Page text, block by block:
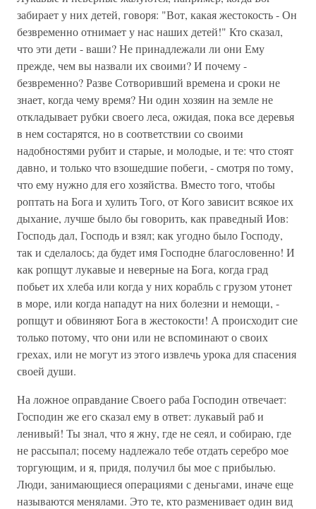
забирает у них детей, говоря: "Вот, какая жестокость - Он
безвременно отнимает у нас наших детей!" Кто сказал,
что эти дети - ваши? Не принадлежали ли они Ему
прежде, чем вы назвали их своими? И почему -
безвременно? Разве Сотворивший времена и сроки не
знает, когда чему время? Ни один хозяин на земле не
откладывает рубки своего леса, ожидая, пока все деревья
в нем состарятся, но в соответствии со своими
надобностями рубит и старые, и молодые, и те: что стоят
давно, и только что взошедшие побеги, - смотря по тому,
что ему нужно для его хозяйства. Вместо того, чтобы
роптать на Бога и хулить Того, от Кого зависит всякое их
дыхание, лучше было бы говорить, как праведный Иов:
Господь дал, Господь и взял; как угодно было Господу,
так и сделалось; да будет имя Господне благословенно! И
как ропщут лукавые и неверные на Бога, когда град
побьет их хлеба или когда у них корабль с грузом утонет
в море, или когда нападут на них болезни и немощи, -
ропщут и обвиняют Бога в жестокости! А происходит сие
только потому, что они или не вспоминают о своих
грехах, или не могут из этого извлечь урока для спасения
своей души.
На ложное оправдание Своего раба Господин отвечает:
Господин же его сказал ему в ответ: лукавый раб и
ленивый! Ты знал, что я жну, где не сеял, и собираю, где
не рассыпал; посему надлежало тебе отдать серебро мое
торгующим, и я, придя, получил бы мое с прибылью.
Люди, занимающиеся операциями с деньгами, иначе еще
называются менялами. Это те, кто разменивает один вид